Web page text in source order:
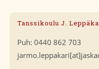
Tanssikoulu J.
Puh: 0440 862 703